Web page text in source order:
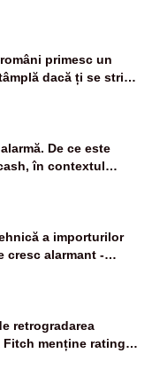
era
primesc un
dacă ți se strică
De ce este
în contextul
a importurilor
cresc alarmant -
retrogradarea
menține ratingul
negativă